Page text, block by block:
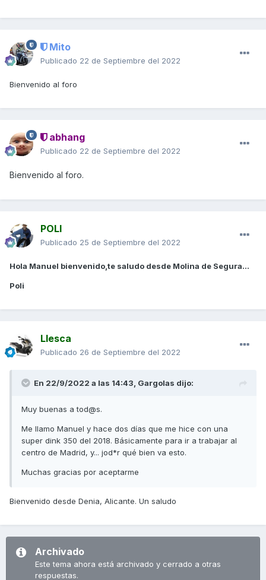
Mito
Publicado 22 de Septiembre del 2022
Bienvenido al foro
abhang
Publicado 22 de Septiembre del 2022
Bienvenido al foro.
POLI
Publicado 25 de Septiembre del 2022
Hola Manuel bienvenido,te saludo desde Molina de Segura...
Poli
Llesca
Publicado 26 de Septiembre del 2022
En 22/9/2022 a las 14:43, Gargolas dijo:
Muy buenas a tod@s.
Me llamo Manuel y hace dos días que me hice con una
super dink 350 del 2018. Básicamente para ir a trabajar al
centro de Madrid, y... jod*r qué bien va esto.
Muchas gracias por aceptarme
Bienvenido desde Denia, Alicante. Un saludo
Archivado
Este tema ahora está archivado y cerrado a otras
respuestas.